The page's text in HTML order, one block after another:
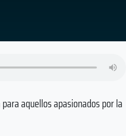
aquellos apasionados por la